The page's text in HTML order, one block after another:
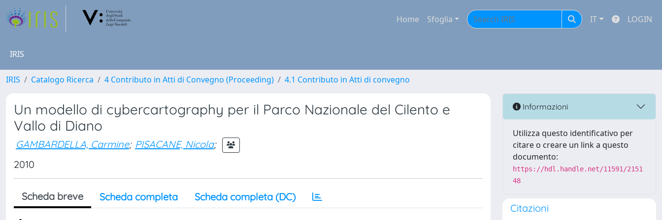
Home Sfoglia IT LOGIN
IRIS
IRIS Catalogo Ricerca 4 Contributo in Atti di Convegno (Proceeding) 4.1 Contributo in Atti di convegno
Un modello di cybercartography per il Parco Nazionale del Cilento e
Vallo di Diano
GAMBARDELLA, Carmine; PISACANE, Nicola;
2010
Scheda breve Scheda completa Scheda completa (DC)
Informazioni
Utilizza questo identificativo per
citare o creare un link a questo
documento:
https://hdl.handle.net/11591/2151
48
Citazioni